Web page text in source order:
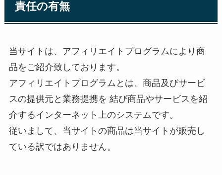
責任の有無
当サイトは、アフィリエイトプログラムにより商
品をご紹介致しております。
アフィリエイトプログラムとは、商品及びサービ
スの提供元と業務提携を 結び商品やサービスを紹
介するインターネット上のシステムです。
従いまして、当サイトの商品は当サイトが販売し
ている訳ではありません。